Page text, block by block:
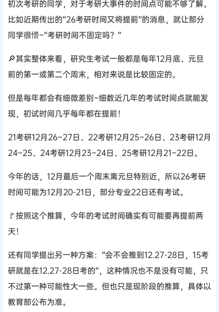
初次考研的同学，对于考研大事件的时间点可能不够了解。
比如近期传出的“26考研时间又将提前”的消息，就让部分
同学很懵~“考研时间不固定吗？”
🔎其实整体来看，研究生考试一般都是每年12月底、元旦
前的第一或第二个周末，相对来说是比较固定的。
但是每年都会有细微差别~细数近几年的考试时间点就能发
现，初试时间几乎每年都在提前！
21考研12月26~27日、22考研12月25~26日、23考研12月
24~25、24考研12月23~24日、25考研12月21~22日。
今年的话，12月最后一个周末离元旦特别近，所以26考研
时间可能为12月20-21日，部分专业22日还有考试。
🚩按照这个推算，今年的考试时间确实有可能要再提前两
天！
还有同学提出另一种方案：“会不会推到12.27-28日，15考
研就是在12.27-28日考的”，这种情况也不是没有可能，只
不过第一种可能性大一些。但也只是现阶段的推算，具体以
教育部公布为准。